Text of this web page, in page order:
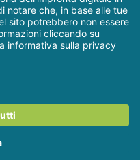
(FC) |
|Privacy &